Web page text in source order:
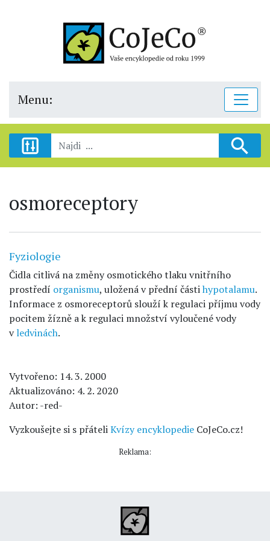
Menu:
osmoreceptory
Fyziologie
Čidla citlivá na změny osmotického tlaku vnitřního
prostředí organismu, uložená v přední částihypotalamu.
Informace z osmoreceptorů slouží k regulaci příjmu vody
pocitem žízně a k regulaci množství vyloučené vody
vledvinách.
Vytvořeno: 14. 3. 2000
Aktualizováno: 4. 2. 2020
Autor: -red-
Vyzkoušejte si s přáteliKvízy encyklopedie CoJeCo.cz!
Reklama: